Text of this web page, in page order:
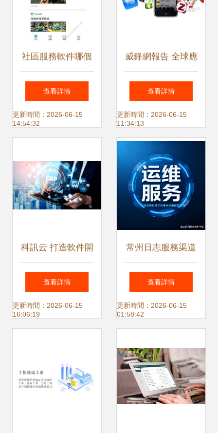
社區服務軟件哪個
好 熱門社區服務
app排名 社區服務
2016 社區服務app
推薦 清風手游網
查看詳情
更新時間：2026-06-15
14:54:32
威鋒網報告 全球應
用經濟規模預計
2017年前翻番，
iOS生態持續引領
增長
查看詳情
更新時間：2026-06-15
11:34:13
科訊云 打造軟件開
發行業可信賴的應
用軟件服務新標桿
查看詳情
更新時間：2026-06-15
16:06:19
常州日志服務渠道
全解析 從分類到應
用，一文讀懂應用
查看詳情
更新時間：2026-06-15
01:58:42